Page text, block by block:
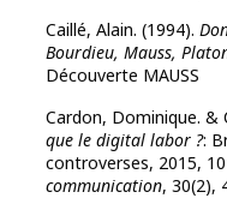
Caillé, Alain. (1994).
Bourdieu, Mauss,
Découverte MAUSS
Cardon, Dominique. &
que le digital labor ?:
controverses, 2015,
communication, 30(2),